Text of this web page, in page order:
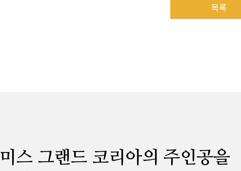
목록
미스 그랜드 코리아의 주인공을